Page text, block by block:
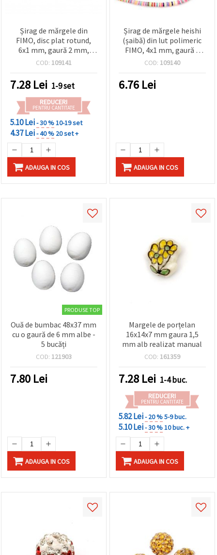
Șirag de mărgele din
FIMO, disc plat rotund,
6x1 mm, gaură 2 mm,
culori MIX, ±380 buc. –
proiecte craft
COD: 109141
7.28 Lei 1-9 set
REDUCERI
PENTRU CANTITATE
5.10 Lei- 30 %10-19 set
4.37 Lei- 40 % 20 set +
ADAUGA IN COS
Șirag de mărgele heishi
(șaibă) din lut polimeric
FIMO, 4x1 mm, gaură 1
mm, culori asortate
COD: 109140
6.76 Lei
ADAUGA IN COS
PRODUSE TOP
Ouă de bumbac 48x37 mm
cu o gaură de 6 mm albe -
5 bucăți
COD: 121903
7.80 Lei
ADAUGA IN COS
Margele de porțelan
16x14x7 mm gaura 1,5
mm alb realizat manual
COD: 161359
7.28 Lei 1-4 buc.
REDUCERI
PENTRU CANTITATE
5.82 Lei- 20 %5-9 buc.
5.10 Lei- 30 %10 buc. +
ADAUGA IN COS